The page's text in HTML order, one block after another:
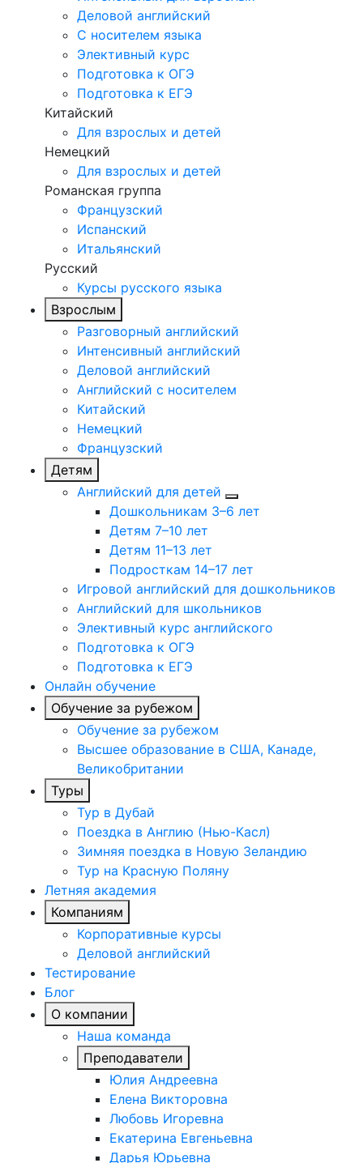
Деловой английский
С носителем языка
Элективный курс
Подготовка к ОГЭ
Подготовка к ЕГЭ
Китайский
Для взрослых и детей
Немецкий
Для взрослых и детей
Романская группа
Французский
Испанский
Итальянский
Русский
Курсы русского языка
Взрослым
Разговорный английский
Интенсивный английский
Деловой английский
Английский с носителем
Китайский
Немецкий
Французский
Детям
Английский для детей
Дошкольникам 3–6 лет
Детям 7–10 лет
Детям 11–13 лет
Подросткам 14–17 лет
Игровой английский для дошкольников
Английский для школьников
Элективный курс английского
Подготовка к ОГЭ
Подготовка к ЕГЭ
Онлайн обучение
Обучение за рубежом
Обучение за рубежом
Высшее образование в США, Канаде,
Великобритании
Туры
Тур в Дубай
Поездка в Англию (Нью-Касл)
Зимняя поездка в Новую Зеландию
Тур на Красную Поляну
Летняя академия
Компаниям
Корпоративные курсы
Деловой английский
Тестирование
Блог
О компании
Наша команда
Преподаватели
Юлия Андреевна
Елена Викторовна
Любовь Игоревна
Екатерина Евгеньевна
Дарья Юрьевна